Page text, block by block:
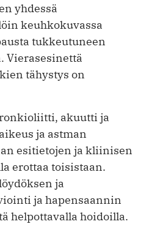
yhdessä
keuhkokuvassa
tukkeutuneen
Vierasesinettä
tähystys on
akuutti ja
ja astman
esitietojen ja kliinisen
erottaa toisistaan.
ja
ja hapensaannin
helpottavalla hoidoilla.